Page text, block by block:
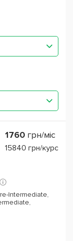
1760 грн/міс
15840 грн/курс
Intermediate,